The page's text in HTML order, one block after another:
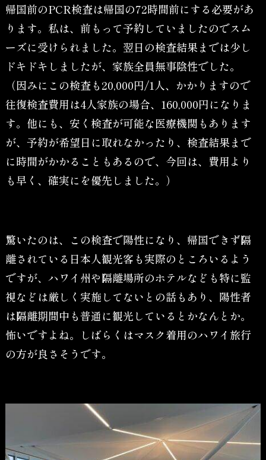
帰国前のPCR検査は帰国の72時間前にする必要があ
ります。私は、前もって予約していましたのでスム
ーズに受けられました。翌日の検査結果までは少し
ドキドキしましたが、家族全員無事陰性でした。
（因みにこの検査も20,000円/1人、かかりますので
往復検査費用は4人家族の場合、160,000円になりま
す。他にも、安く検査が可能な医療機関もあります
が、予約が希望日に取れなかったり、検査結果まで
に時間がかかることもあるので、今回は、費用より
も早く、確実にを優先しました。）
驚いたのは、この検査で陽性になり、帰国できず隔
離されている日本人観光客も実際のところいるよう
ですが、ハワイ州や隔離場所のホテルなども特に監
視などは厳しく実施してないとの話もあり、陽性者
は隔離期間中も普通に観光しているとかなんとか。
怖いですよね。しばらくはマスク着用のハワイ旅行
の方が良さそうです。